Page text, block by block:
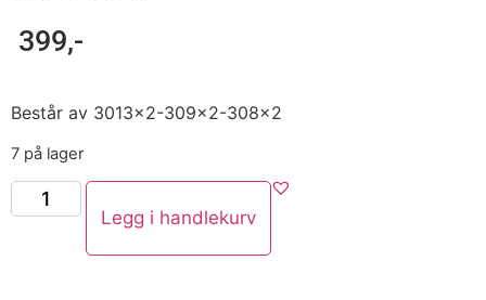
399,-
Består av 3013×2-309×2-308×2
7 på lager
Legg i handlekurv